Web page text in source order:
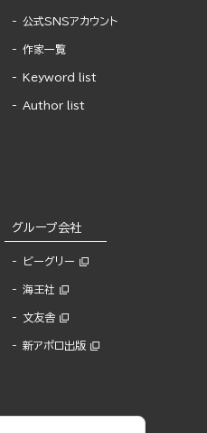
公式SNSアカウント
作家一覧
Keyword list
Author list
グループ会社
ビーグリー
海王社
文友舎
新アポロ出版